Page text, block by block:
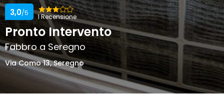
1 Recensione
3,0/5
Pronto Intervento
Fabbro a Seregno
Via Como 13, Seregno